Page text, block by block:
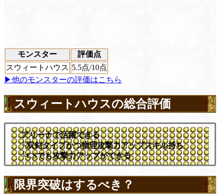
モンスター
評価点
スウィートハウス 5.5点/10点
▶他のモンスターの評価はこちら
スウィートハウスの総合評価
アリーナで活躍できる
└双剣タイプかつ物理攻撃力アップスキル持ち
└CSでも攻撃力アップができる
限界突破はするべき？